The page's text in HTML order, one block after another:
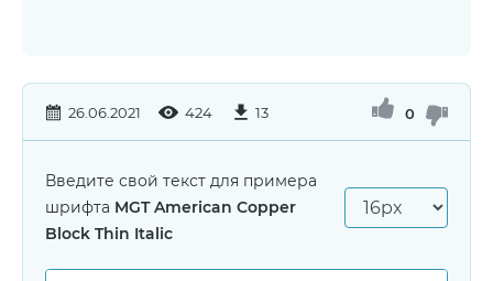
26.06.2021 424 13 0
Введите свой текст для примера
шрифта MGT American Copper
Block Thin Italic